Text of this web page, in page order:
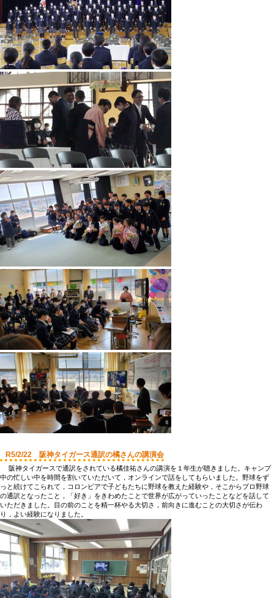
R5/2/22 阪神タイガース通訳の橘さんの講演会
阪神タイガースで通訳をされている橘佳祐さんの講演を１年生が聴きました。キャンプ
中の忙しい中を時間を割いていただいて，オンラインで話をしてもらいました。野球をず
っと続けてこられて，コロンビアで子どもたちに野球を教えた経験や，そこからプロ野球
の通訳となったこと，「好き」をきわめたことで世界が広がっていったことなどを話して
いただきました。目の前のことを精一杯やる大切さ，前向きに進むことの大切さが伝わ
り，よい経験になりました。